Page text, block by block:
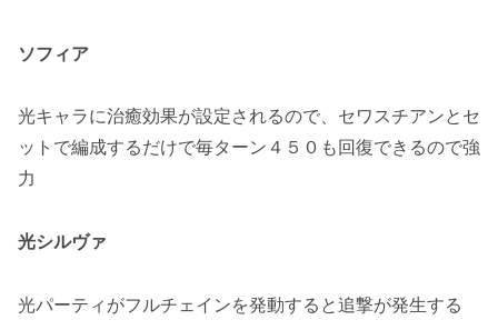
ソフィア
光キャラに治癒効果が設定されるので、セワスチアンとセ
ットで編成するだけで毎ターン４５０も回復できるので強
力
光シルヴァ
光パーティがフルチェインを発動すると追撃が発生する